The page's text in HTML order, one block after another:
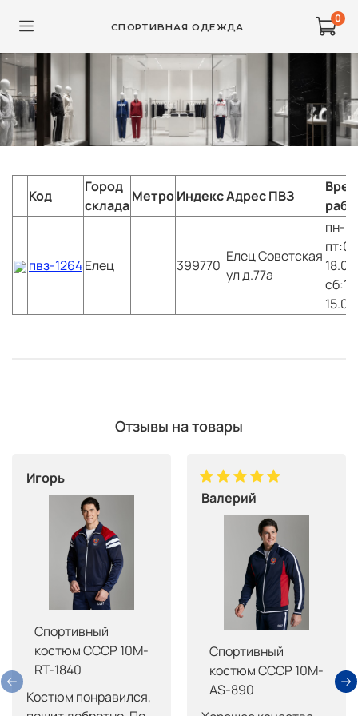
СПОРТИВНАЯ ОДЕЖДА
0
Код
Город
склада
МетроИндексАдрес ПВЗ
пвз-1264Елец 399770
ЕлецСоветская
ул д.77а
пн-
18.00
15.00
Отзывы на товары
Игорь
Спортивный
костюм СССР 10M-
RT-1840
Костюм понравился,
Валерий
Спортивный
костюм СССР 10M-
AS-890